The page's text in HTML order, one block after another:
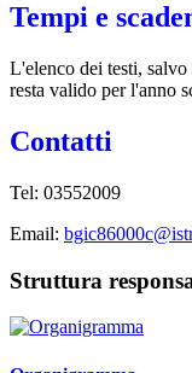
Tempi e
L'elenco dei testi,
resta valido per l'anno
Contatti
Tel: 03552009
Email:
Struttura